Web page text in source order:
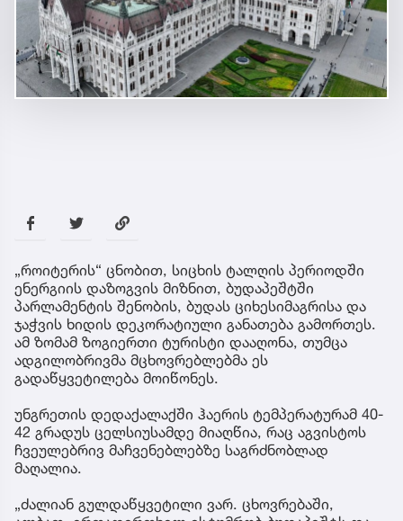
„როიტერის“ ცნობით, სიცხის ტალღის პერიოდში
ენერგიის დაზოგვის მიზნით, ბუდაპეშტში
პარლამენტის შენობის, ბუდას ციხესიმაგრისა და
ჯაჭვის ხიდის დეკორატიული განათება გამორთეს.
ამ ზომამ ზოგიერთი ტურისტი დააღონა, თუმცა
ადგილობრივმა მცხოვრებლებმა ეს
გადაწყვეტილება მოიწონეს.
უნგრეთის დედაქალაქში ჰაერის ტემპერატურამ 40-
42 გრადუს ცელსიუსამდე მიაღწია, რაც აგვისტოს
ჩვეულებრივ მაჩვენებლებზე საგრძნობლად
მაღალია.
„ძალიან გულდაწყვეტილი ვარ. ცხოვრებაში,